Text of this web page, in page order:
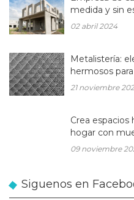
medida y sin
02 abril 2024
Metalistería:
hermosos
21 noviembre
Crea
hogar con
09 noviembre
Siguenos en